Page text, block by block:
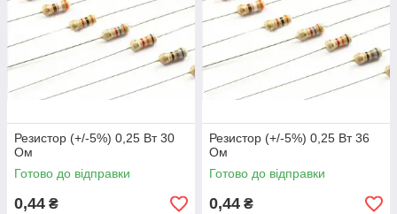
Резистор (+/-5%) 0,25 Вт 30
Ом
Готово до відправки
0,44 ₴
Резистор (+/-5%) 0,25 Вт 36
Ом
Готово до відправки
0,44 ₴